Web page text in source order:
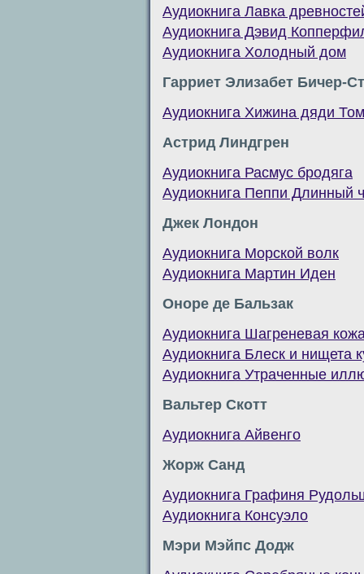
Аудиокнига Лавка
Аудиокнига Дэвид
Аудиокнига Холодный дом
Гарриет Элизабет Бичер-
Аудиокнига Хижина дяди
Астрид Линдгрен
Аудиокнига Расмус бродяга
Аудиокнига Пеппи Длинный
Джек Лондон
Аудиокнига Морской волк
Аудиокнига Мартин Иден
Оноре де Бальзак
Аудиокнига Шагреневая
Аудиокнига Блеск и нищета
Аудиокнига Утраченные
Вальтер Скотт
Аудиокнига Айвенго
Жорж Санд
Аудиокнига Графиня
Аудиокнига Консуэло
Мэри Мэйпс Додж